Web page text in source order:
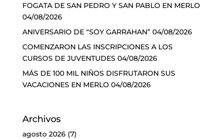
FOGATA DE SAN PEDRO Y SAN PABLO EN MERLO
04/08/2026
ANIVERSARIO DE “SOY GARRAHAN” 04/08/2026
COMENZARON LAS INSCRIPCIONES A LOS
CURSOS DE JUVENTUDES 04/08/2026
MÁS DE 100 MIL NIÑOS DISFRUTARON SUS
VACACIONES EN MERLO 04/08/2026
Archivos
agosto 2026(7)